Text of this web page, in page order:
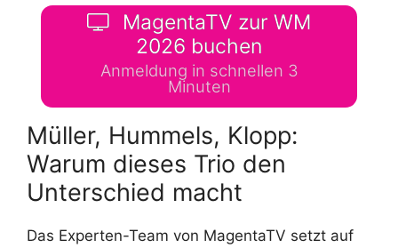
MagentaTV zur WM
2026 buchen
Anmeldung in schnellen 3
Minuten
Müller, Hummels, Klopp:
Warum dieses Trio den
Unterschied macht
Das Experten-Team von MagentaTV setzt auf